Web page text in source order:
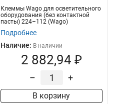
оборудования (без
контактной пасты) 224–112,
56599
Клеммы Wago для осветительного
оборудования (без контактной
пасты) 224–112 (Wago)
Подробнее
Наличие: В наличии
2 882,94 ₽
– +
В корзину